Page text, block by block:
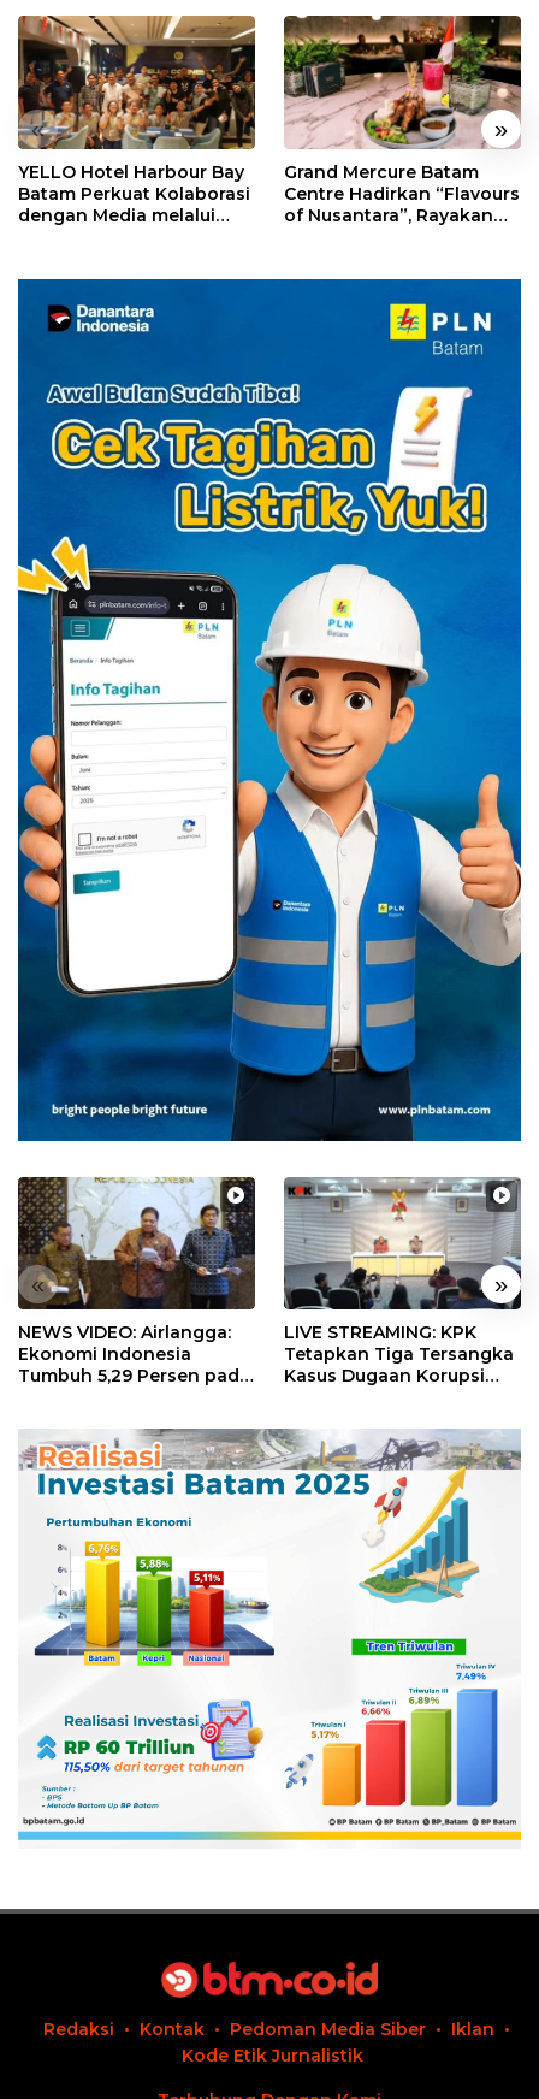
« »
YELLO Hotel Harbour Bay
Batam Perkuat Kolaborasi
dengan Media melalui
Grand Mercure Batam
Centre Hadirkan “Flavours
of Nusantara”, Rayakan
« »
NEWS VIDEO: Airlangga:
Ekonomi Indonesia
Tumbuh 5,29 Persen pada
LIVE STREAMING: KPK
Tetapkan Tiga Tersangka
Kasus Dugaan Korupsi
Redaksi Kontak Pedoman Media Siber
Iklan
Kode Etik Jurnalistik